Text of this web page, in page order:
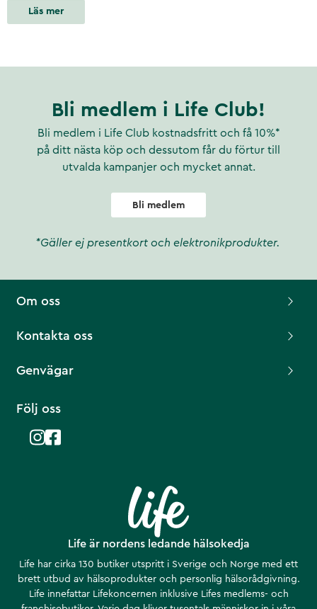
Läs mer
Bli medlem i Life Club!
Bli medlem i Life Club kostnadsfritt och få 10%*
på ditt nästa köp och dessutom får du förtur till
utvalda kampanjer och mycket annat.
Bli medlem
*Gäller ej presentkort och elektronikprodukter.
Life är nordens ledande hälsokedja
Life har cirka 130 butiker utspritt i Sverige och Norge med ett
brett utbud av hälsoprodukter och personlig hälsorådgivning.
Life innefattar Lifekoncernen inklusive Lifes medlems- och
Om oss
Kontakta oss
Genvägar
Följ oss